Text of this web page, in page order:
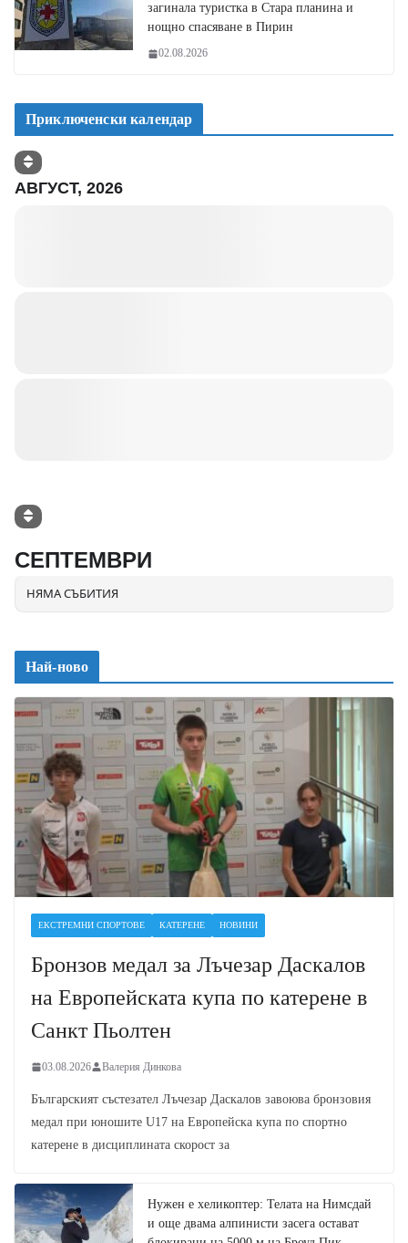
загинала туристка в Стара планина и
нощно спасяване в Пирин
02.08.2026
Приключенски календар
АВГУСТ, 2026
СЕПТЕМВРИ
НЯМА СЪБИТИЯ
Най-ново
ЕКСТРЕМНИ СПОРТОВЕ КАТЕРЕНЕ НОВИНИ
Бронзов медал за Лъчезар Даскалов
на Европейската купа по катерене в
Санкт Пьолтен
03.08.2026 Валерия Динкова
Българският състезател Лъчезар Даскалов завоюва бронзовия
медал при юношите U17 на Европейска купа по спортно
катерене в дисциплината скорост за
Нужен е хеликоптер: Телата на Нимсдай
и още двама алпинисти засега остават